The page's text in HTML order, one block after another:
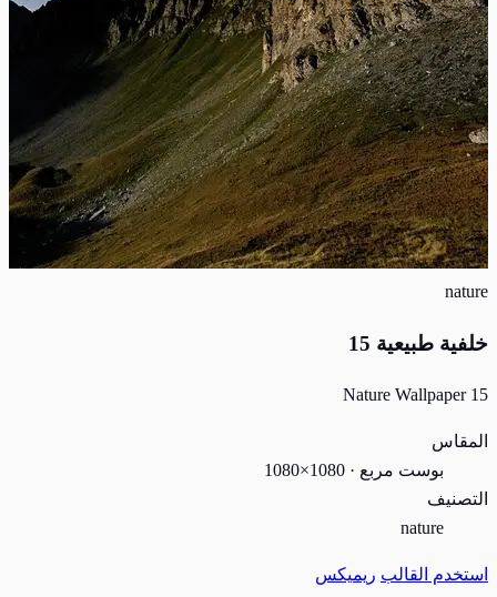
nature
خلفية طبيعية 15
Nature Wallpaper 15
المقاس
بوست مربع · 1080×1080
التصنيف
nature
استخدم القالب ريميكس